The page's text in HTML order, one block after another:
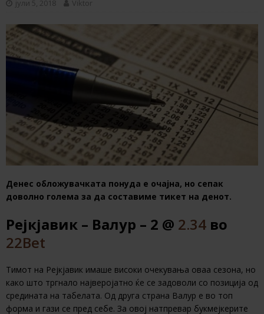
јули 5, 2018 Viktor
Денес обложувачката понуда е очајна, но сепак
доволно голема за да составиме тикет на денот.
Рејкјавик – Валур – 2 @ 2.34 во
22Bet
Тимот на Рејкјавик имаше високи очекувања оваа сезона, но
како што тргнало најверојатно ќе се задоволи со позиција од
средината на табелата. Од друга страна Валур е во топ
форма и гази се пред себе. За овој натпревар букмејкерите